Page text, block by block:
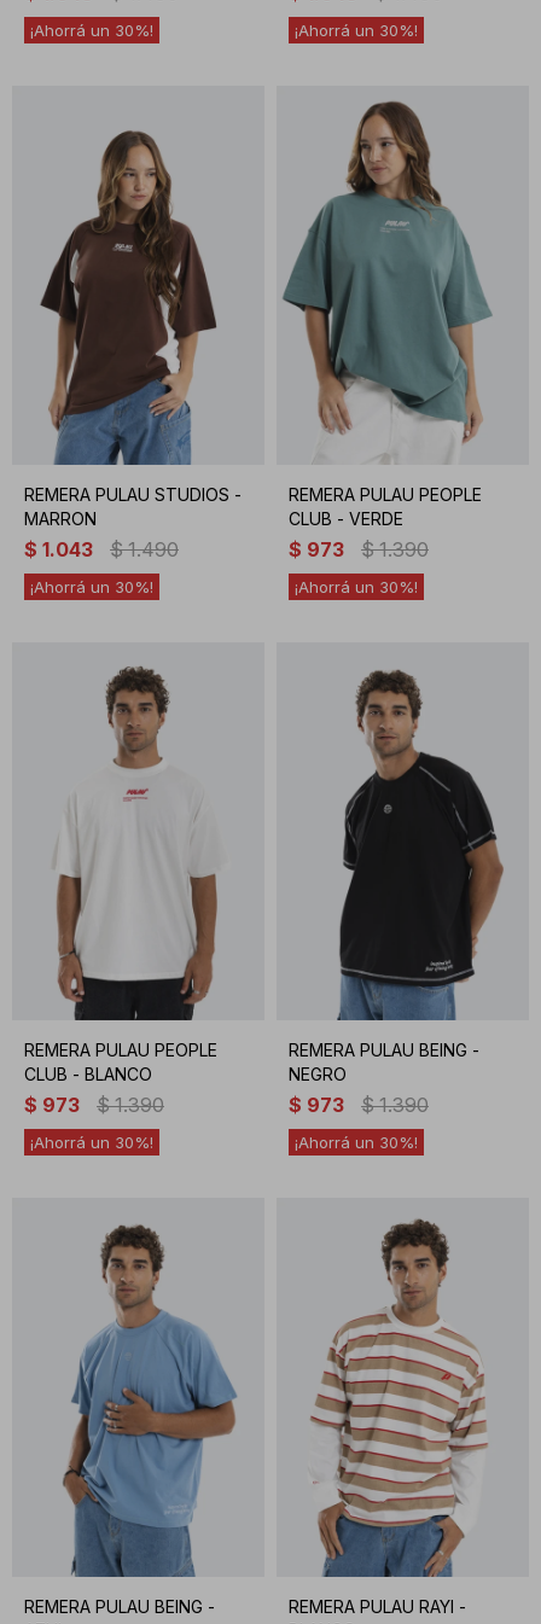
30 30
REMERA PULAU STUDIOS -
MARRON
$ 1.043 $ 1.490
30
REMERA PULAU PEOPLE
CLUB - VERDE
$ 973 $ 1.390
30
REMERA PULAU PEOPLE
CLUB - BLANCO
$ 973 $ 1.390
30
REMERA PULAU BEING -
NEGRO
$ 973 $ 1.390
30
REMERA PULAU BEING -
REMERA PULAU RAYI -